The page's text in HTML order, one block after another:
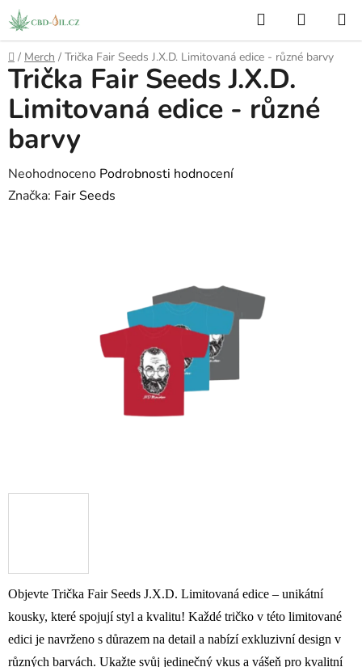
Přejít
na
obsah
Hledat
KOŠÍK
Domů
/ Merch / Trička Fair Seeds J.X.D. Limitovaná edice - různé barvy
Objevte Trička Fair Seeds J.X.D. Limitovaná edice – unikátní
kousky, které spojují styl a kvalitu! Každé tričko v této limitované
edici je navrženo s důrazem na detail a nabízí exkluzivní design v
různých barvách. Ukažte svůj jedinečný vkus a vášeň pro kvalitní
Trička Fair Seeds J.X.D.
Limitovaná edice - různé
barvy
Průměrné
hodnocení
Neohodnoceno Podrobnosti hodnocení
Značka: Fair Seeds